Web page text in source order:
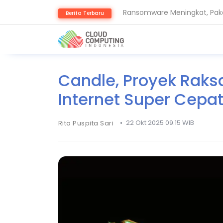
Berita Terbaru Ransomware Meningkat,
NVIDIA Bentuk Aliansi AI
Candle, Proyek
Internet Super
Rita Puspita Sari • 22 Okt 2025 09.15 WIB